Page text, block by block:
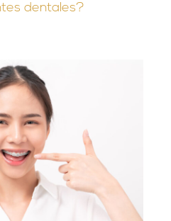
dentales?